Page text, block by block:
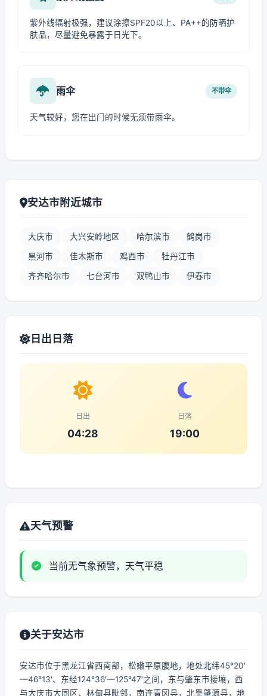
紫外线辐射极强，建议涂擦SPF20以上、PA++的防晒护
肤品，尽量避免暴露于日光下。
雨伞 不带伞
天气较好，您在出门的时候无须带雨伞。
安达市附近城市
大庆市 大兴安岭地区 哈尔滨市 鹤岗市
黑河市 佳木斯市 鸡西市 牡丹江市
齐齐哈尔市 七台河市 双鸭山市 伊春市
日出日落
日出
04:28
日落
19:00
天气预警
当前无气象预警，天气平稳
关于安达市
安达市位于黑龙江省西南部，松嫩平原腹地，地处北纬45°20′
—46°13′、东经124°36′—125°47′之间，东与肇东市接壤，西
与大庆市大同区、林甸县毗邻，南连青冈县，北靠肇源县，地